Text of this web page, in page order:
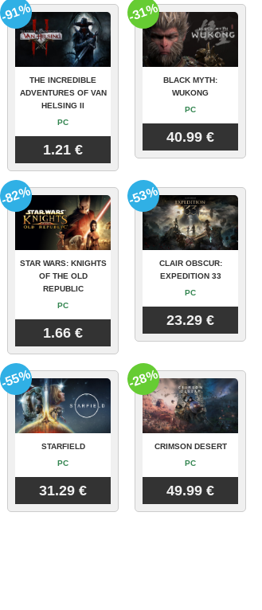
THE INCREDIBLE
ADVENTURES OF VAN
HELSING II
PC
1.21 €
-91%
BLACK MYTH:
WUKONG
PC
40.99 €
-31%
STAR WARS: KNIGHTS
OF THE OLD
REPUBLIC
PC
1.66 €
-82%
CLAIR OBSCUR:
EXPEDITION 33
PC
23.29 €
-53%
STARFIELD
PC
31.29 €
-55%
CRIMSON DESERT
PC
49.99 €
-28%